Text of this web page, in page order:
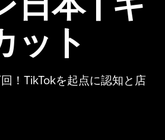
ット
！TikTokを起点に認知と店